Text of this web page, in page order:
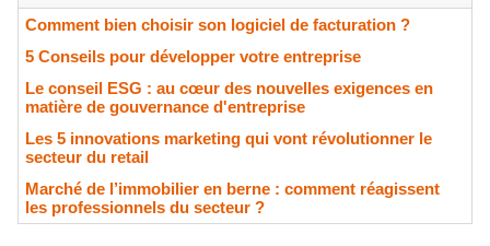
Comment bien choisir son logiciel de facturation ?
5 Conseils pour développer votre entreprise
Le conseil ESG : au cœur des nouvelles exigences en
matière de gouvernance d'entreprise
Les 5 innovations marketing qui vont révolutionner le
secteur du retail
Marché de l’immobilier en berne : comment réagissent
les professionnels du secteur ?